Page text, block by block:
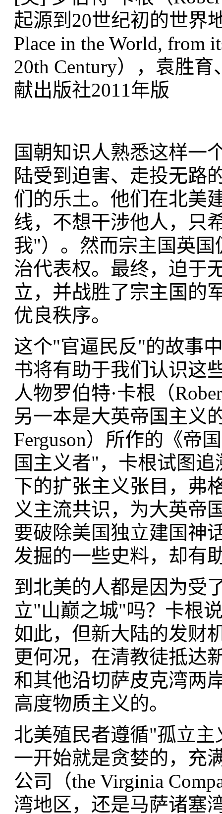
起源到20世纪初的世界
Place in the World, from
20th Century），袁胜
献出版社2011年版
国朝知识人熟悉这样一
陆受到迫害、走投无路
们的乐土。他们在北美
线，不想干涉他人，只
我"）。然而宗主国英
治代表权。最终，迫于
立，并战胜了宗主国的
优良秩序。
这个"官逼民反"的故事
书将有助于我们认识这
人物罗伯特·卡根（
另一本是大英帝国主义
Ferguson）所作的《帝
国主义者"，卡根试图
下的扩张主义张目，弗
义主流共识，为大英帝
要破除美国独立建国神
发掘的一些史料，却有
到北美的人都是因为受
立"山巅之城"吗？卡根
如此，但新大陆的发财
更何况，在清教徒抵达
和其他沿切萨皮克湾两
高度物质主义的。
北美殖民者遵循"孤立
一开始就是贪婪的，充
公司（the Virginia
湾地区，还是马萨诸塞